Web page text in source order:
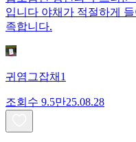
입니다 야채가 적절하게
족합니다.
귀염그잡채1
조회수 9.5만25.08.28